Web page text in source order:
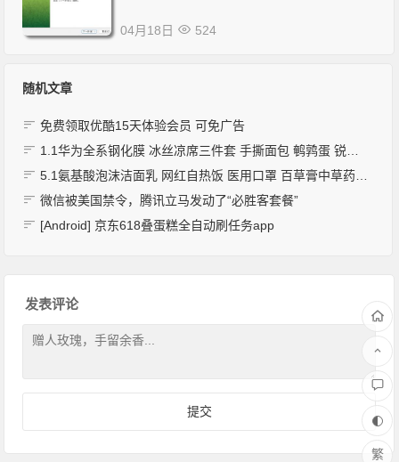
04月18日 524
随机文章
免费领取优酷15天体验会员 可免广告
1.1华为全系钢化膜 冰丝凉席三件套 手撕面包 鹌鹑蛋 锐澳鸡尾酒 进口椰汁 洗衣液
5.1氨基酸泡沫洁面乳 网红自热饭 医用口罩 百草膏中草药止痒 卫生纸 旋转晾衣架 可定制抱枕 免洗消毒液 电动刮痧 锅巴 手工小麻花 烟灰缸
微信被美国禁令，腾讯立马发动了“必胜客套餐”
[Android] 京东618叠蛋糕全自动刷任务app
发表评论
繁